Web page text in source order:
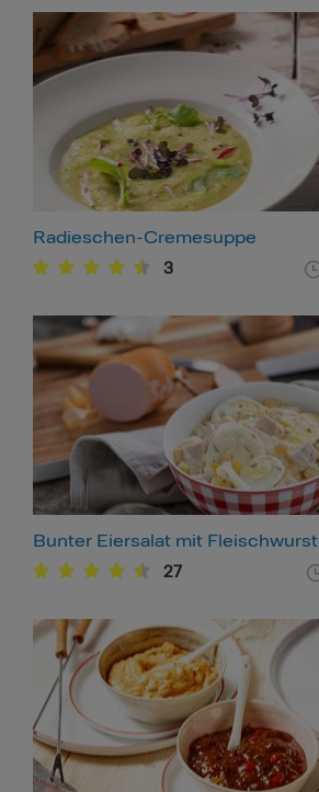
Radieschen-Cremesuppe
3
Bunter Eiersalat mit Fleischwurst
27